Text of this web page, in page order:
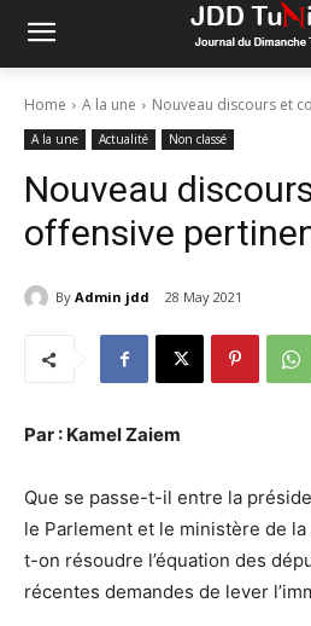
Home A la une Nouveau discours et
A la une Actualité Non classé
Nouveau
offensive
By Admin jdd 28 May 2021
Par : Kamel Zaiem
Que se passe-t-il entre la
le Parlement et le ministère de
t-on résoudre l’équation des
récentes demandes de lever